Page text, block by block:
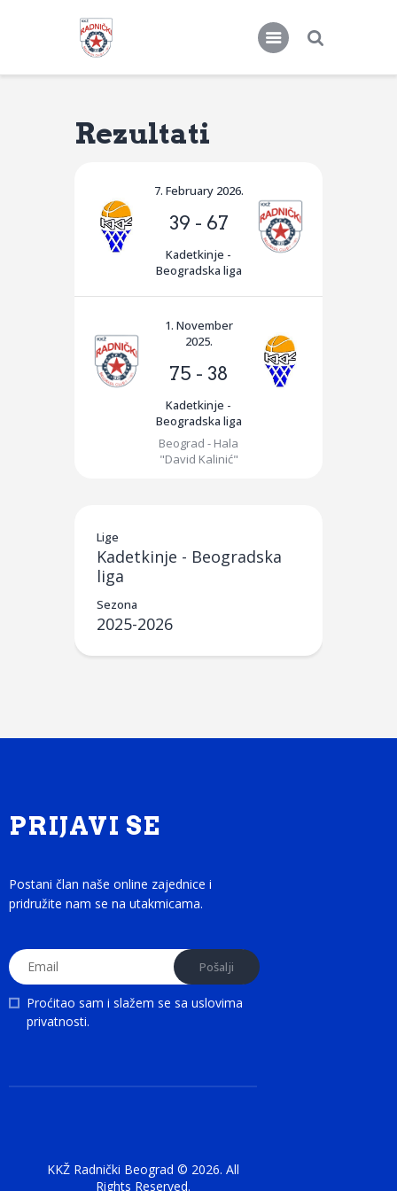
KKŽ Radnički
Novosti
Kontakt
Rezultati
7. February 2026.
39 - 67
Kadetkinje -
Beogradska liga
1. November
2025.
75 - 38
Kadetkinje -
Beogradska liga
Beograd - Hala
"David Kalinić"
Lige
Kadetkinje - Beogradska
liga
Sezona
2025-2026
PRIJAVI SE
Postani član naše online zajednice i
pridružite nam se na utakmicama.
Proćitao sam i slažem se sa uslovima
privatnosti.
KKŽ Radnički Beograd © 2026. All
Rights Reserved.